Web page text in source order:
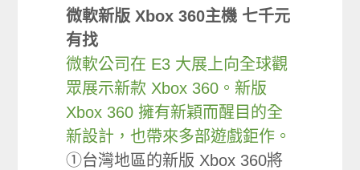
微軟新版 Xbox 360主機 七千元
有找
微軟公司在 E3 大展上向全球觀
眾展示新款 Xbox 360。新版
Xbox 360 擁有新穎而醒目的全
新設計，也帶來多部遊戲鉅作。
①台灣地區的新版 Xbox 360將